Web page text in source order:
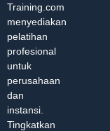
Training.com
menyediakan
pelatihan
profesional
untuk
perusahaan
dan
instansi.
Tingkatkan